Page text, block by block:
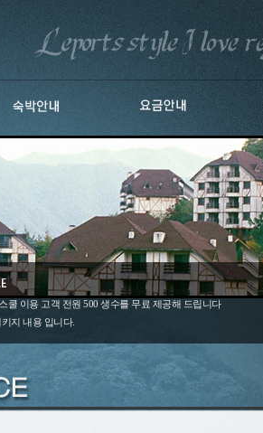
쿨 이용 고객 전원 500 생수를 무료 제공해 드립니다
지 내용 입니다.